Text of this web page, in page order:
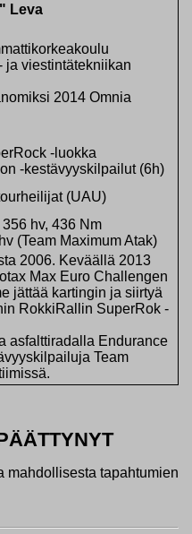
Leva
ja viestintätekniikan
2014 Omnia
-luokka
-kestävyyskilpailut (6h)
(UAU)
hv, 436 Nm
(Team Maximum Atak)
2006. Keväällä 2013
Max Euro Challengen
jättää kartingin ja siirtyä
RokkiRallin SuperRok -
asfalttiradalla Endurance
Team
mahdollisesta tapahtumien